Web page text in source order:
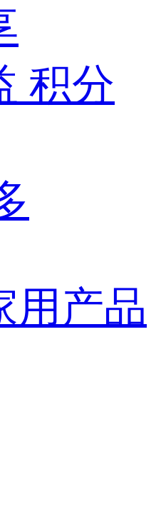
积分
用产品